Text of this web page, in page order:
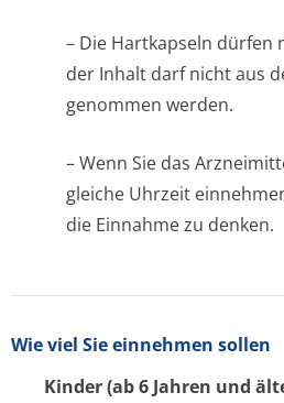
– Die Hartkapseln dürfen
der Inhalt darf nicht aus
genommen werden.
– Wenn Sie das
gleiche Uhrzeit
die Einnahme zu denken.
Wie viel Sie einnehmen sollen
Kinder (ab 6 Jahren und